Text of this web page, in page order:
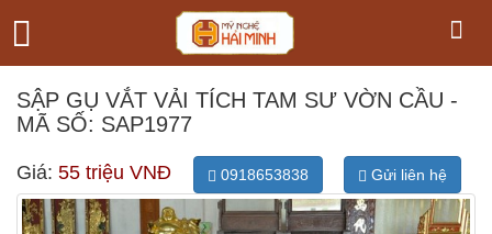
SẬP GỤ VẮT VẢI TÍCH TAM SƯ VỜN CẦU -
MÃ SỐ: SAP1977
Giá: 55 triệu VNĐ 0918653838 Gửi liên hệ